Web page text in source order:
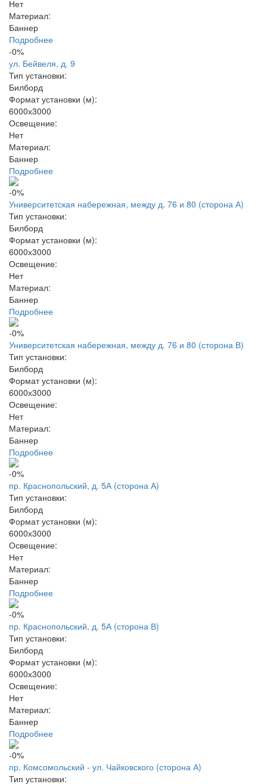
Нет
Материал:
Баннер
Подробнее
-0%
ул. Бейвеля, д. 9
Тип установки:
Билборд
Формат установки (м):
6000х3000
Освещение:
Нет
Материал:
Баннер
Подробнее
-0%
Университетская набережная, между д. 76 и 80 (сторона А)
Тип установки:
Билборд
Формат установки (м):
6000х3000
Освещение:
Нет
Материал:
Баннер
Подробнее
-0%
Университетская набережная, между д. 76 и 80 (сторона В)
Тип установки:
Билборд
Формат установки (м):
6000х3000
Освещение:
Нет
Материал:
Баннер
Подробнее
-0%
пр. Краснопольский, д. 5А (сторона А)
Тип установки:
Билборд
Формат установки (м):
6000х3000
Освещение:
Нет
Материал:
Баннер
Подробнее
-0%
пр. Краснопольский, д. 5А (сторона В)
Тип установки:
Билборд
Формат установки (м):
6000х3000
Освещение:
Нет
Материал:
Баннер
Подробнее
-0%
пр. Комсомольский - ул. Чайковского (сторона А)
Тип установки: